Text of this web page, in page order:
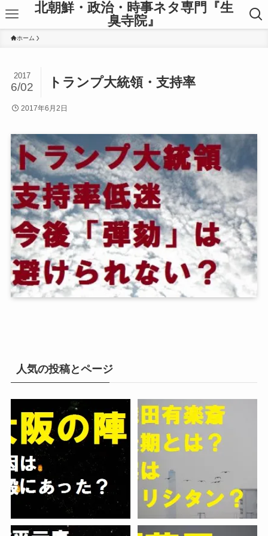
北朝鮮・政治・時事ネタ専門『生
臭寺院』
ホーム
トランプ大統領・支持率
2017
6/02
2017年6月2日
人気の投稿とページ